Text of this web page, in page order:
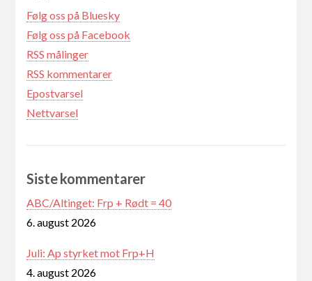
Følg oss på Bluesky
Følg oss på Facebook
RSS målinger
RSS kommentarer
Epostvarsel
Nettvarsel
Siste kommentarer
ABC/Altinget: Frp + Rødt = 40
6. august 2026
Juli: Ap styrket mot Frp+H
4. august 2026